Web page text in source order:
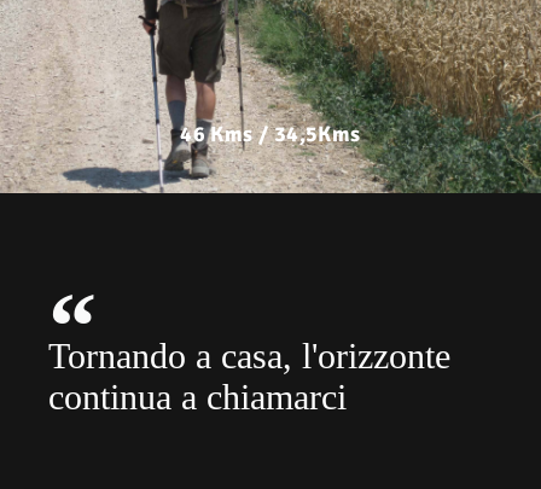
46 Kms / 34,5Kms
Tornando a casa, l'orizzonte
continua a chiamarci